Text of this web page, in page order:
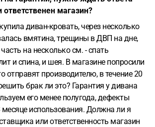
магазин?
диван-кровать, через несколько
вмятина, трещины в ДВП на дне,
на несколько см. - спать
и спина, и шея. В магазине попросили
отправят производителю, в течение 20
брак ли это? Гарантия у дивана
его менее полугода, дефекты
месяце использования. Должна ли я
или ответственность магазин